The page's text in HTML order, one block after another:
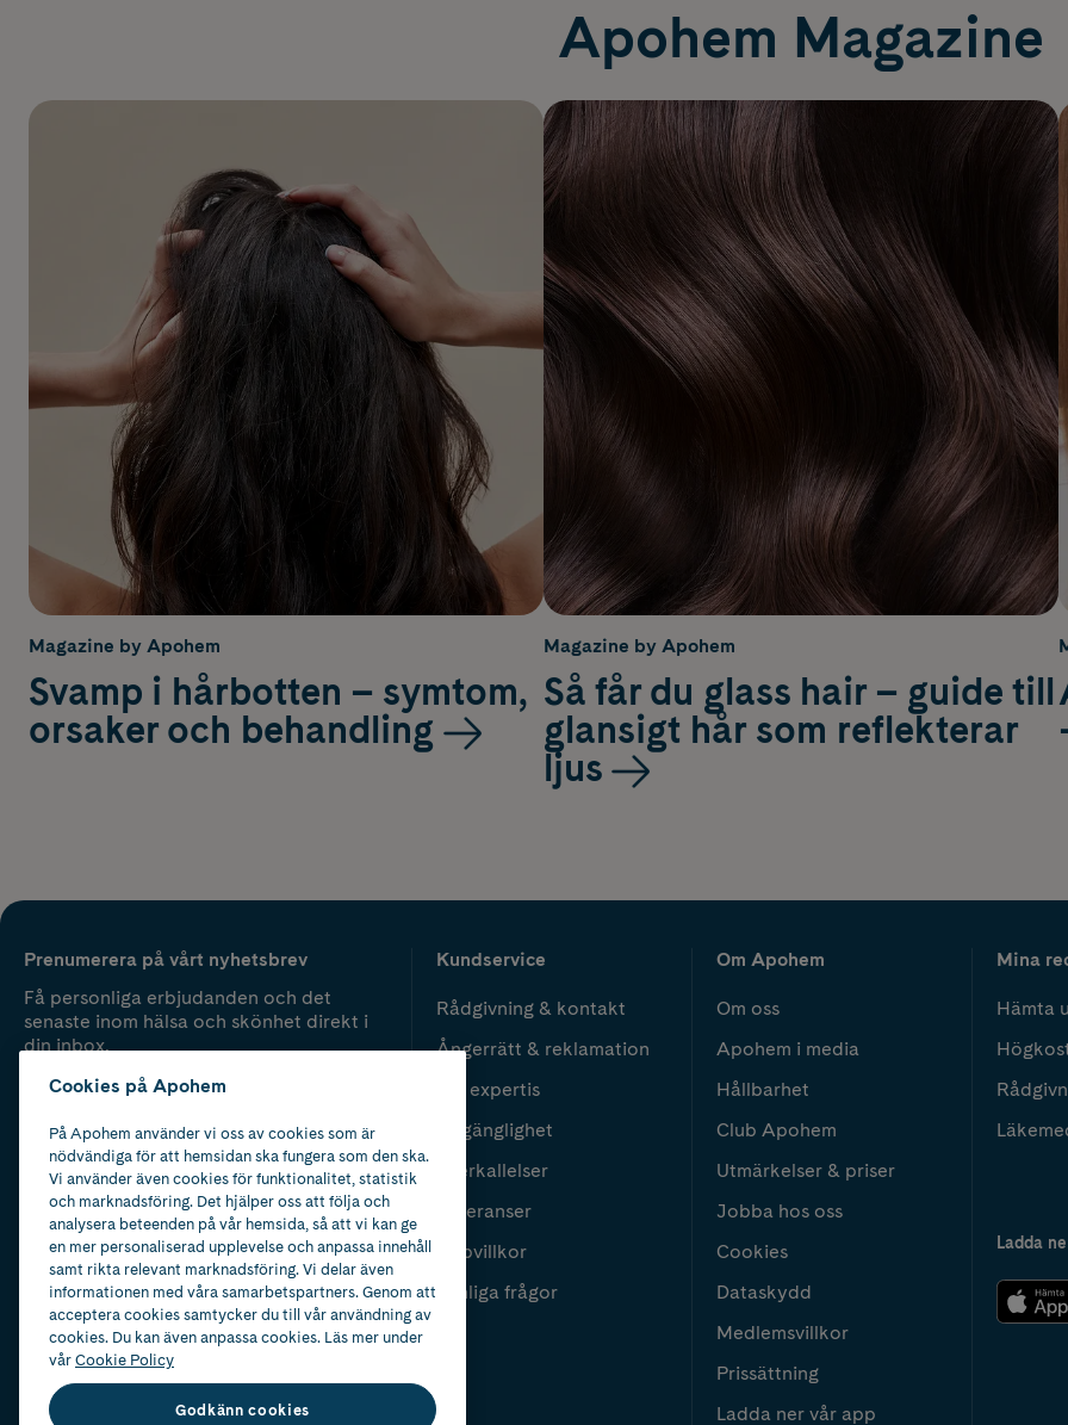
Apohem Magazine
Magazine by Apohem
Svamp i hårbotten – symtom,
orsaker och behandling
Magazine by Apohem
Så får du glass hair – guide till
glansigt hår som reflekterar
ljus
Prenumerera på vårt nyhetsbrev
Få personliga erbjudanden och det
senaste inom hälsa och skönhet direkt i
din inbox.
Kundservice
Rådgivning & kontakt
Ångerrätt & reklamation
Vår expertis
Tillgänglighet
Återkallelser
Leveranser
Köpvillkor
Vanliga frågor
Om Apohem
Om oss
Apohem i media
Hållbarhet
Club Apohem
Utmärkelser & priser
Jobba hos oss
Cookies
Dataskydd
Medlemsvillkor
Prissättning
Ladda ner vår app
Mina
Hämta
Ladda
Cookies på Apohem
På Apohem använder vi oss av cookies som är
nödvändiga för att hemsidan ska fungera som den ska.
Vi använder även cookies för funktionalitet, statistik
och marknadsföring. Det hjälper oss att följa och
analysera beteenden på vår hemsida, så att vi kan ge
en mer personaliserad upplevelse och anpassa innehåll
samt rikta relevant marknadsföring. Vi delar även
informationen med våra samarbetspartners. Genom att
acceptera cookies samtycker du till vår användning av
cookies. Du kan även anpassa cookies. Läs mer under
vårCookie Policy
Godkänn cookies